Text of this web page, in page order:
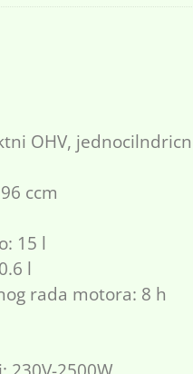
OHV,
ccm
15 l
l
rada motora: 8 h